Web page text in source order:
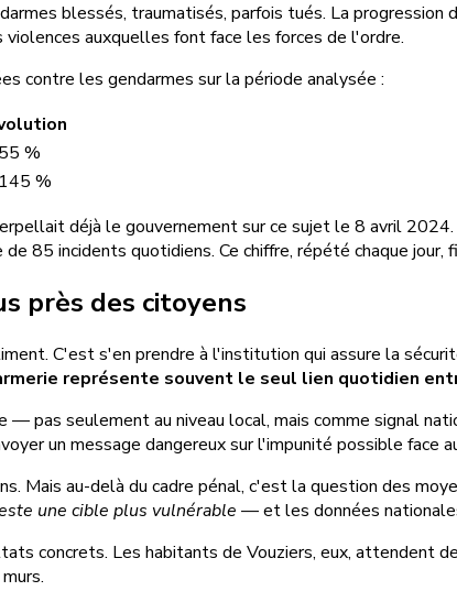
blessés, traumatisés, parfois tués. La
auxquelles font face les forces de l'ordre.
contre les gendarmes sur la période analysée :
%
%
déjà le gouvernement sur ce sujet le 8 avril
de 85 incidents quotidiens. Ce chiffre, répété chaque
près des citoyens
C'est s'en prendre à l'institution qui assure la
représente souvent le seul lien quotidien
pas seulement au niveau local, mais comme signal
un message dangereux sur l'impunité possible face
Mais au-delà du cadre pénal, c'est la question des
une cible plus vulnérable — et les données
concrets. Les habitants de Vouziers, eux, attendent